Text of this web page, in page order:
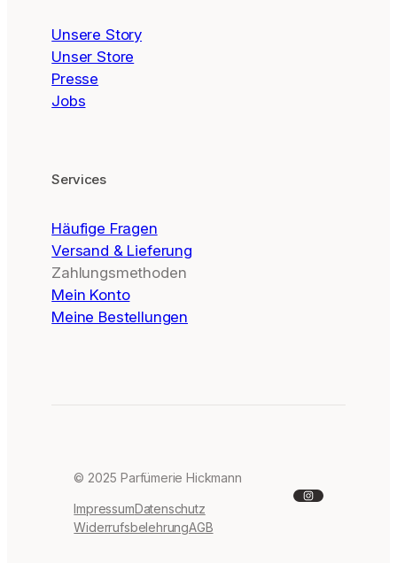
Unsere Story
Unser Store
Presse
Jobs
Services
Häufige Fragen
Versand & Lieferung
Zahlungsmethoden
Mein Konto
Meine Bestellungen
© 2025 Parfümerie Hickmann
ImpressumDatenschutz
WiderrufsbelehrungAGB
Instagram